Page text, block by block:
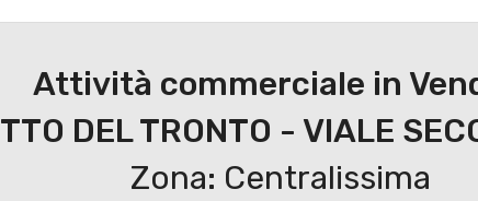
Attività commerciale in
DEL TRONTO - VIALE
Zona: Centralissima